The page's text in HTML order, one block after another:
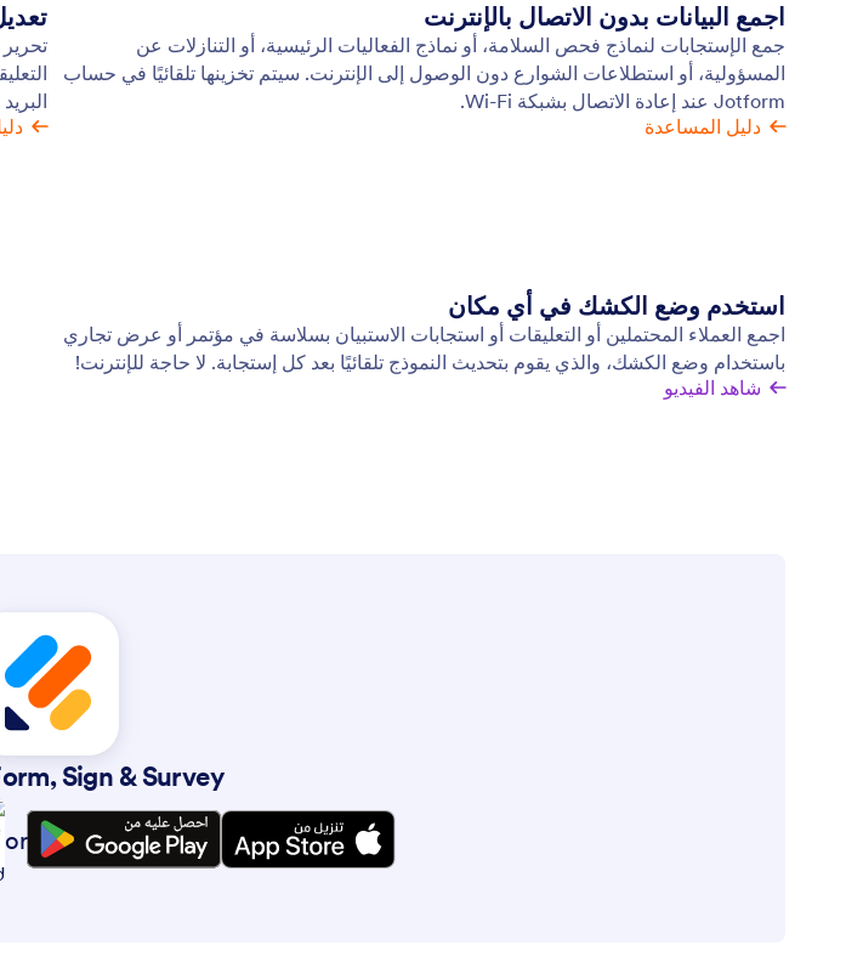
اجمع البيانات بدون الاتصال بالإنترنت
جمع الإستجابات لنماذج فحص السلامة، أو نماذج الفعاليات الرئيسية، أو التنازلات عن
المسؤولية، أو استطلاعات الشوارع دون الوصول إلى الإنترنت. سيتم تخزينها تلقائيًا في حساب
Jotform عند إعادة الاتصال بشبكة Wi-Fi.
دليل المساعدة
استخدم وضع الكشك في أي مكان
اجمع العملاء المحتملين أو التعليقات أو استجابات الاستبيان بسلاسة في مؤتمر أو عرض تجاري
باستخدام وضع الكشك، والذي يقوم بتحديث النموذج تلقائيًا بعد كل إستجابة. لا حاجة للإنترنت!
شاهد الفيديو
Sign & Survey
or